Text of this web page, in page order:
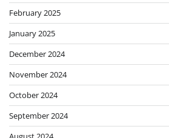
February 2025
January 2025
December 2024
November 2024
October 2024
September 2024